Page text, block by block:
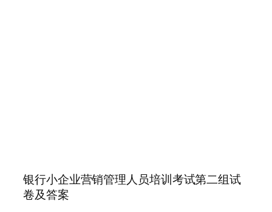
银行小企业营销管理人员培训考试第二组试
卷及答案